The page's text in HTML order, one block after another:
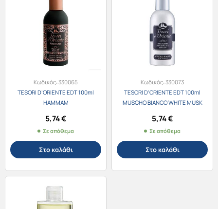
Κωδικός:330065
TESORI D’ORIENTE EDT 100ml
HAMMAM
5,74€
Σε απόθεμα
Στο καλάθι
Κωδικός:330073
TESORI D’ORIENTE EDT 100ml
MUSCHO BIANCO WHITE MUSK
5,74€
Σε απόθεμα
Στο καλάθι